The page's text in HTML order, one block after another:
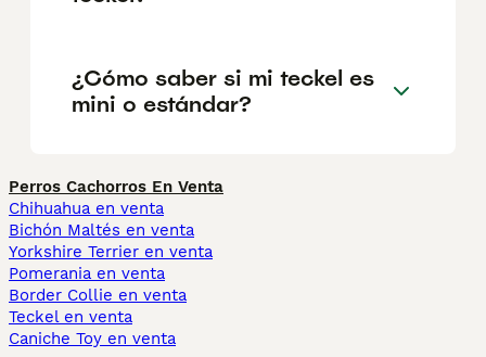
¿Cómo saber si mi teckel es
mini o estándar?
Perros Cachorros En Venta
Chihuahua en venta
Bichón Maltés en venta
Yorkshire Terrier en venta
Pomerania en venta
Border Collie en venta
Teckel en venta
Caniche Toy en venta